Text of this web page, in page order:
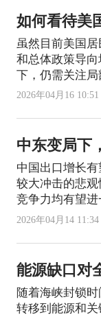
如何看待美
虽然目前美国
和总体政策导
下，仍需关注
2026年04月16 10:51
中东变局下
中国出口增长
较大冲击的悲
竞争力均有望
2026年04月14 11:34
能源缺口对
随着海峡封锁
转移到能源和